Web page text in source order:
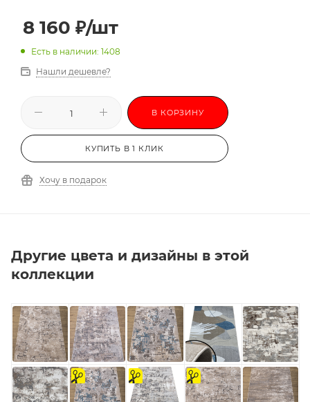
3,0х5,5 3,0х6,0
8 160 ₽/шт
Есть в наличии: 1408
Нашли дешевле?
В КОРЗИНУ
КУПИТЬ В 1 КЛИК
Хочу в подарок
Другие цвета и дизайны в этой
коллекции
на
отрез
На
отрез
на
отрез